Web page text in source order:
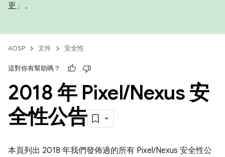
更 」。
AOSP 文件 安全性
這對你有幫助嗎？
2018 年 Pixel/Nexus 安
全性公告
本頁列出 2018 年我們發佈過的所有 Pixel/Nexus 安全性公